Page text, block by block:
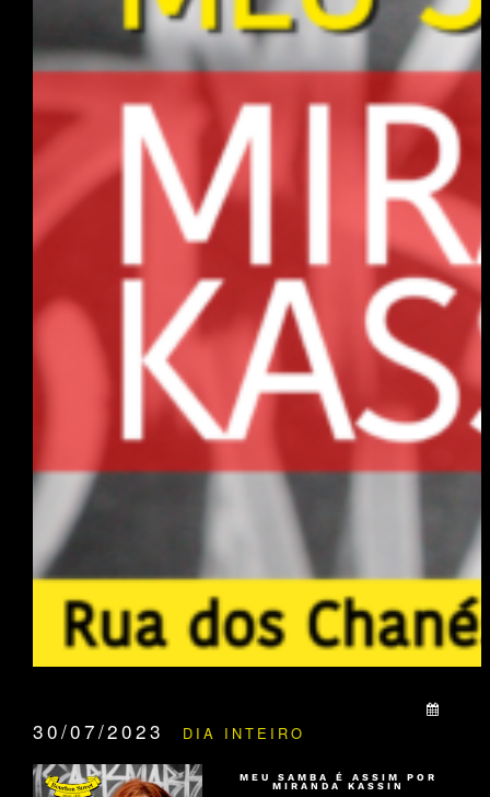
30/07/2023 DIA INTEIRO
MEU SAMBA É ASSIM POR
MIRANDA KASSIN